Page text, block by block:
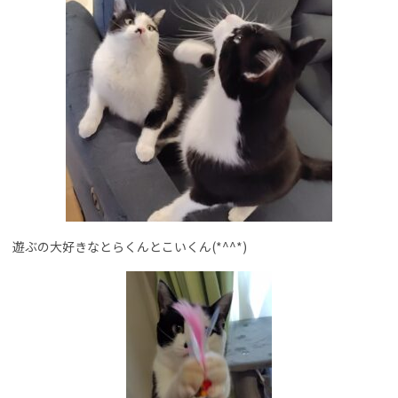
遊ぶの大好きなとらくんとこいくん(*^^*)